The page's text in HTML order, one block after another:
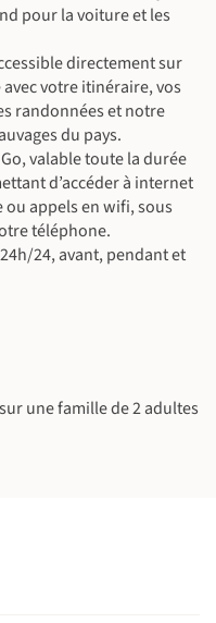
©
©
©
pour la voiture et les
directement sur
votre itinéraire, vos
randonnées et notre
du pays.
valable toute la durée
d’accéder à internet
ou appels en wifi, sous
téléphone.
24, avant, pendant et
une famille de 2 adultes